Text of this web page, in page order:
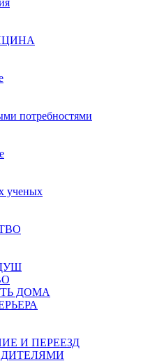
потребностями
ученых
ДОМА
И ПЕРЕЕЗД